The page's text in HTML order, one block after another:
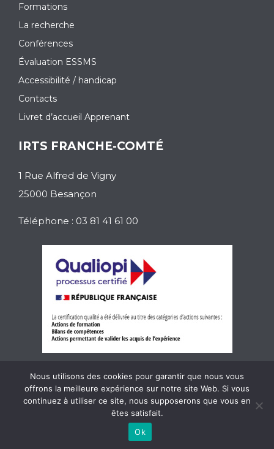
Formations
La recherche
Conférences
Évaluation ESSMS
Accessibilité / handicap
Contacts
Livret d’accueil Apprenant
IRTS FRANCHE-COMTÉ
1 Rue Alfred de Vigny
25000 Besançon
Téléphone : 03 81 41 61 00
UNE RÉALISATION - AGENCE LES INSOLENTS
Mentions légales Charte intervenants
CGV
Charte RGPD Étudiants / Stagiaires / Candidats
Politique de confidentialité
Nous utilisons des cookies pour garantir que nous vous
offrons la meilleure expérience sur notre site Web. Si vous
continuez à utiliser ce site, nous supposerons que vous en
êtes satisfait.
Ok